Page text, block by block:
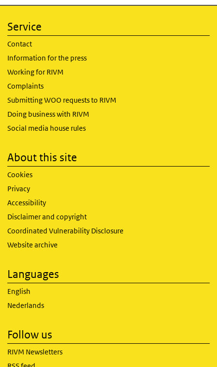
Service
Contact
Information for the press
Working for RIVM
Complaints
Submitting WOO requests to RIVM
Doing business with RIVM
Social media house rules
About this site
Cookies
Privacy
Accessibility
Disclaimer and copyright
Coordinated Vulnerability Disclosure
Website archive
Languages
English
Nederlands
Follow us
RIVM Newsletters